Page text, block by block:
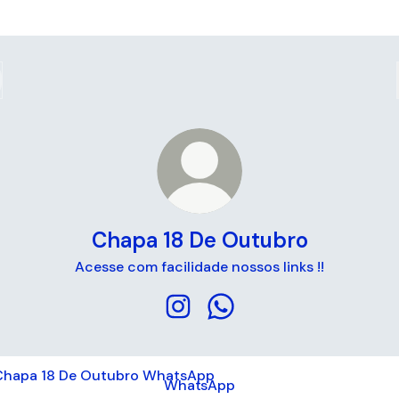
Chapa 18 De Outubro
Acesse com facilidade nossos links !!
WhatsApp